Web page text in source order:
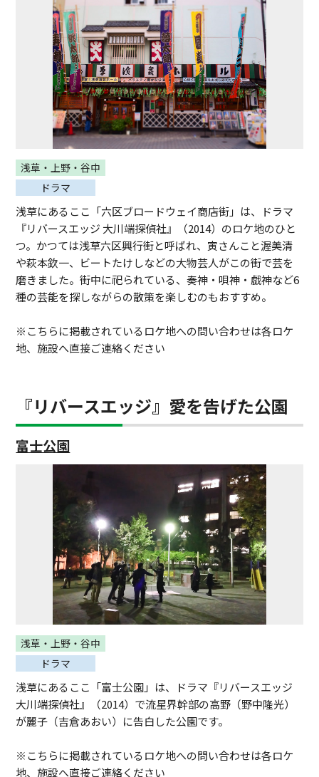
浅草・上野・谷中
ドラマ
浅草にあるここ「六区ブロードウェイ商店街」は、ドラマ
『リバースエッジ 大川端探偵社』（2014）のロケ地のひと
つ。かつては浅草六区興行街と呼ばれ、寅さんこと渥美清
や萩本欽一、ビートたけしなどの大物芸人がこの街で芸を
磨きました。街中に祀られている、奏神・唄神・戯神など6
種の芸能を探しながらの散策を楽しむのもおすすめ。
※こちらに掲載されているロケ地への問い合わせは各ロケ
地、施設へ直接ご連絡ください
『リバースエッジ』愛を告げた公園
富士公園
浅草・上野・谷中
ドラマ
浅草にあるここ「富士公園」は、ドラマ『リバースエッジ
大川端探偵社』（2014）で流星界幹部の高野（野中隆光）
が麗子（吉倉あおい）に告白した公園です。
※こちらに掲載されているロケ地への問い合わせは各ロケ
地、施設へ直接ご連絡ください